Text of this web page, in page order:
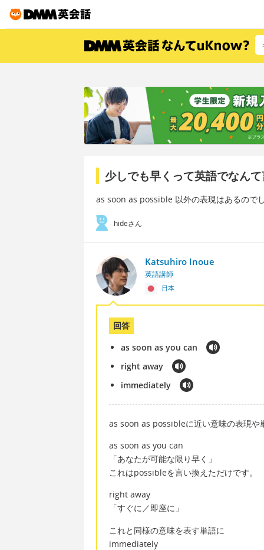
少しでも早くって英語でなん
as soon as possible 以外の表現はあるので
hideさん
Katsuhiro Inoue
英語講師
日本
回答
as soon as you can
right away
immediately
as soon as possibleに近い意味の表現や
as soon as you can
「あなたが可能な限り早く」
これはpossibleを言い換えただけです。
right away
「すぐに／即座に」
これと同様の意味を表す単語に
immediately